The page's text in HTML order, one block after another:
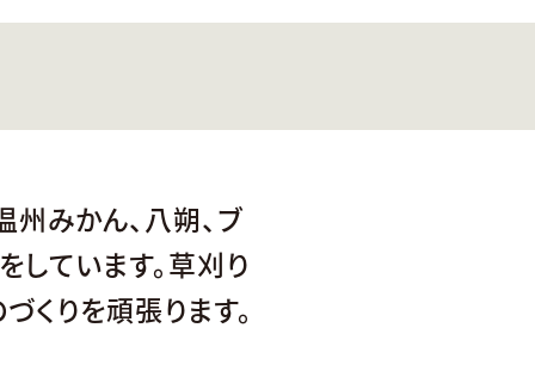
みかん、八朔、ブ
しています。草刈り
くりを頑張ります。